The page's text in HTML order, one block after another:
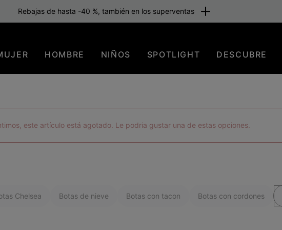
Envío gratuito para los miembros o a partir de 80 €. Únete ahora
HOMBRE NIÑOS SPOTLIGHT DESCUBRE
este artículo está agotado. Le podria gustar una de estas opciones.
Chelsea Botas de nieve Botas con tacon Botas con cordones